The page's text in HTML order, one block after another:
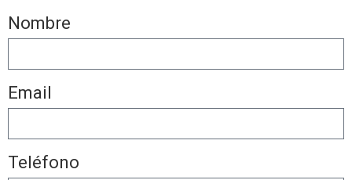
Nombre
Email
Teléfono